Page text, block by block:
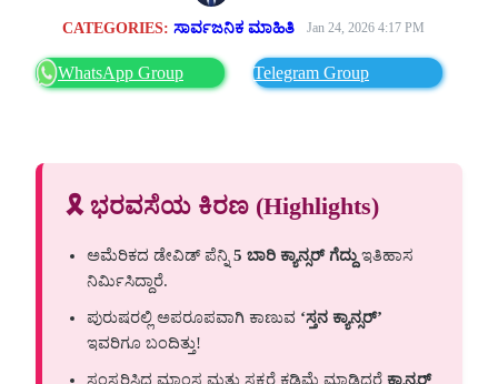
CATEGORIES: ಸಾರ್ವಜನಿಕ ಮಾಹಿತಿ Jan 24, 2026 4:17 PM
WhatsApp Group Telegram Group
🎗️ ಭರವಸೆಯ ಕಿರಣ (Highlights)
ಅಮೆರಿಕದ ಡೇವಿಡ್ ಪೆನ್ನಿ 5 ಬಾರಿ ಕ್ಯಾನ್ಸರ್ ಗೆದ್ದು ಇತಿಹಾಸ
ನಿರ್ಮಿಸಿದ್ದಾರೆ.
ಪುರುಷರಲ್ಲಿ ಅಪರೂಪವಾಗಿ ಕಾಣುವ ‘ಸ್ತನ ಕ್ಯಾನ್ಸರ್’
ಇವರಿಗೂ ಬಂದಿತ್ತು!
ಸಂಸ್ಕರಿಸಿದ ಮಾಂಸ ಮತ್ತು ಸಕ್ಕರೆ ಕಡಿಮೆ ಮಾಡಿದರೆ ಕ್ಯಾನ್ಸರ್